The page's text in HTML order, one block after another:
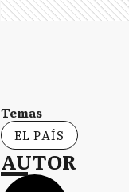
Temas
EL PAÍS
AUTOR